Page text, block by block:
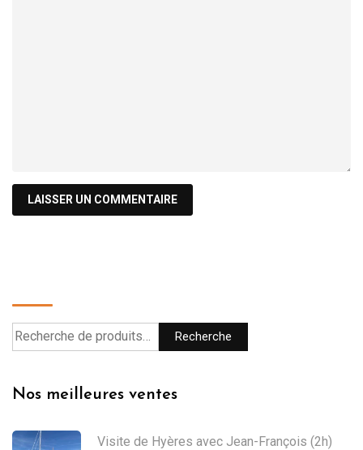
Recherche
Nos meilleures ventes
Visite de Hyères avec Jean-François (2h)